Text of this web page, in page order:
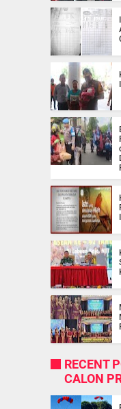
RECENT
CALON